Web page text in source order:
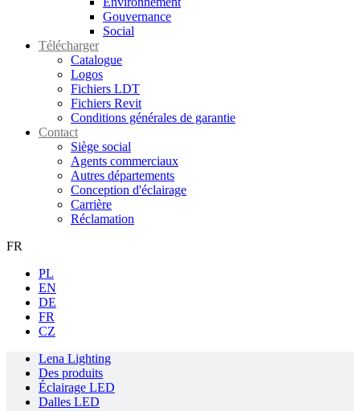
Gouvernance
Social
Télécharger
Catalogue
Logos
Fichiers LDT
Fichiers Revit
Conditions générales de garantie
Contact
Siège social
Agents commerciaux
Autres départements
Conception d'éclairage
Carrière
Réclamation
FR
PL
EN
DE
FR
CZ
Lena Lighting
Des produits
Éclairage LED
Dalles LED